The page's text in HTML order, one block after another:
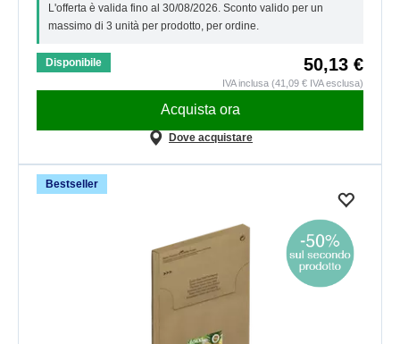
L'offerta è valida fino al 30/08/2026. Sconto valido per un
massimo di 3 unità per prodotto, per ordine.
Disponibile 50,13 €
IVA inclusa (41,09 € IVA esclusa)
Acquista ora
Dove acquistare
Bestseller